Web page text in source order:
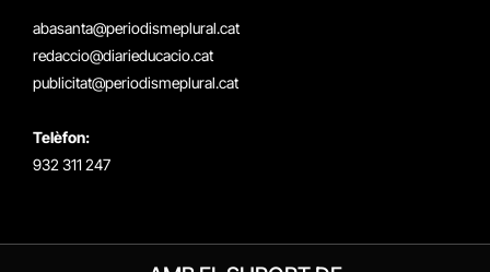
abasanta@periodismeplural.cat
redaccio@diarieducacio.cat
publicitat@periodismeplural.cat
Telèfon:
932 311 247